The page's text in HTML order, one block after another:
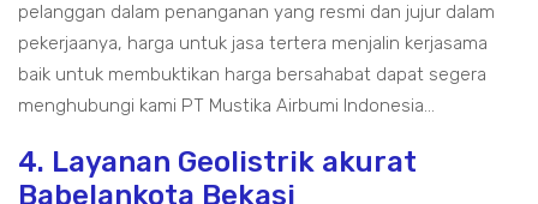
pelanggan dalam penanganan yang resmi dan jujur dalam
pekerjaanya, harga untuk jasa tertera menjalin kerjasama
baik untuk membuktikan harga bersahabat dapat segera
menghubungi kami PT Mustika Airbumi Indonesia...
4. Layanan Geolistrik akurat
Babelankota Bekasi